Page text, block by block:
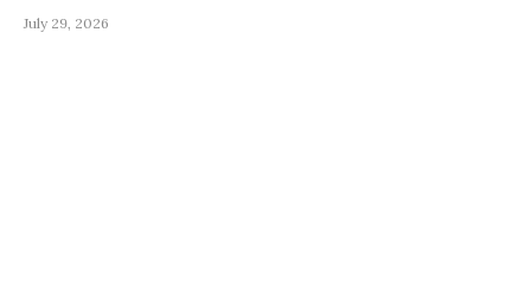
July 29, 2026